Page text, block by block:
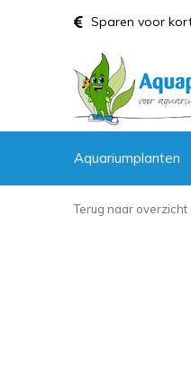
Aquariumplanten
Sparen voor
Terug naar overzicht